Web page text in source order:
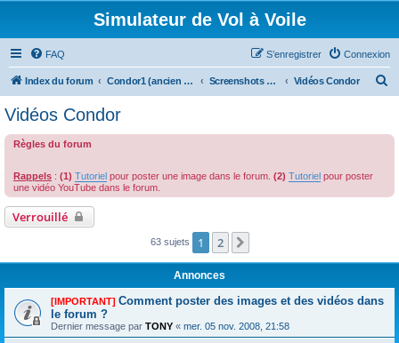
Simulateur de Vol à Voile
FAQ Connexion
S’enregistrer
Index du forum Condor1 (ancien forum) Screenshots et Vidéos Vidéos Condor
Vidéos Condor
Règles du forum
Rappels : (1) Tutoriel pour poster une image dans le forum. (2) Tutoriel pour poster
une vidéo YouTube dans le forum.
Verrouillé
63 sujets 1 2
Annonces
[IMPORTANT] Comment poster des images et des vidéos dans
le forum ?
Dernier message par TONY « mer. 05 nov. 2008, 21:58